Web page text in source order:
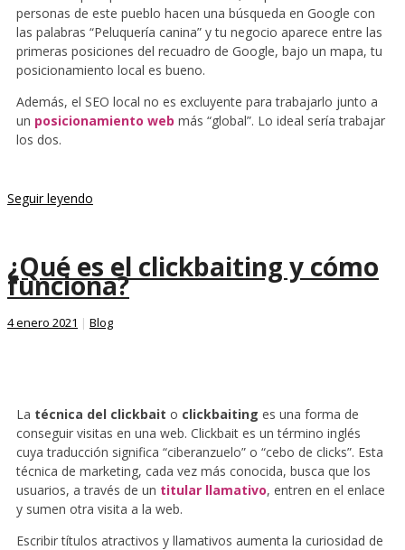
personas de este pueblo hacen una búsqueda en Google con
las palabras “Peluquería canina” y tu negocio aparece entre las
primeras posiciones del recuadro de Google, bajo un mapa, tu
posicionamiento local es bueno.
Además, el SEO local no es excluyente para trabajarlo junto a
un posicionamiento web más “global”. Lo ideal sería trabajar
los dos.
Seguir leyendo
¿Qué es el clickbaiting y cómo
funciona?
4 enero 2021 | Blog
La técnica del clickbait o clickbaiting es una forma de
conseguir visitas en una web. Clickbait es un término inglés
cuya traducción significa “ciberanzuelo” o “cebo de clicks”. Esta
técnica de marketing, cada vez más conocida, busca que los
usuarios, a través de un titular llamativo, entren en el enlace
y sumen otra visita a la web.
Escribir títulos atractivos y llamativos aumenta la curiosidad de